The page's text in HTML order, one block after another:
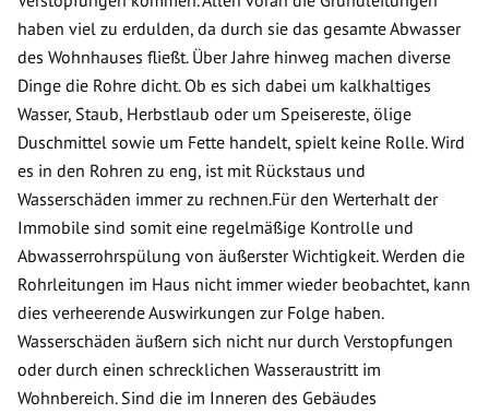
haben viel zu erdulden, da durch sie das gesamte Abwasser
des Wohnhauses fließt. Über Jahre hinweg machen diverse
Dinge die Rohre dicht. Ob es sich dabei um kalkhaltiges
Wasser, Staub, Herbstlaub oder um Speisereste, ölige
Duschmittel sowie um Fette handelt, spielt keine Rolle. Wird
es in den Rohren zu eng, ist mit Rückstaus und
Wasserschäden immer zu rechnen.Für den Werterhalt der
Immobile sind somit eine regelmäßige Kontrolle und
Abwasserrohrspülung von äußerster Wichtigkeit. Werden die
Rohrleitungen im Haus nicht immer wieder beobachtet, kann
dies verheerende Auswirkungen zur Folge haben.
Wasserschäden äußern sich nicht nur durch Verstopfungen
oder durch einen schrecklichen Wasseraustritt im
Wohnbereich. Sind die im Inneren des Gebäudes